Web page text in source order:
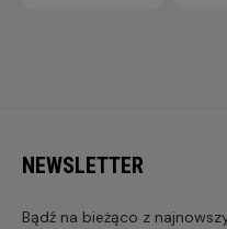
NEWSLETTER
Bądź na bieżąco z